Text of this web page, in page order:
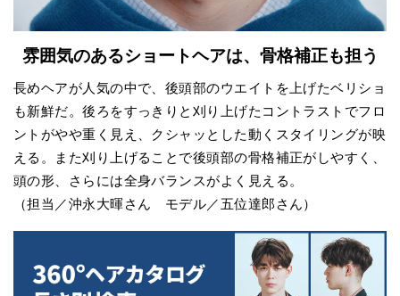
雰囲気のあるショートヘアは、骨格補正も担う
長めヘアが人気の中で、後頭部のウエイトを上げたベリショ
も新鮮だ。後ろをすっきりと刈り上げたコントラストでフロ
ントがやや重く見え、クシャッとした動くスタイリングが映
える。また刈り上げることで後頭部の骨格補正がしやすく、
頭の形、さらには全身バランスがよく見える。
（担当／沖永大暉さん モデル／五位達郎さん）